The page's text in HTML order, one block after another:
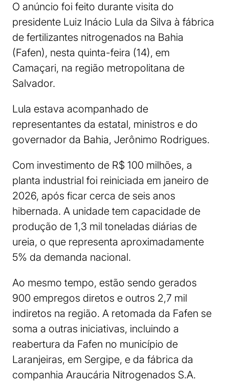
O anúncio foi feito durante visita do
presidente Luiz Inácio Lula da Silva à fábrica
de fertilizantes nitrogenados na Bahia
(Fafen), nesta quinta-feira (14), em
Camaçari, na região metropolitana de
Salvador.
Lula estava acompanhado de
representantes da estatal, ministros e do
governador da Bahia, Jerônimo Rodrigues.
Com investimento de R$ 100 milhões, a
planta industrial foi reiniciada em janeiro de
2026, após ficar cerca de seis anos
hibernada. A unidade tem capacidade de
produção de 1,3 mil toneladas diárias de
ureia, o que representa aproximadamente
5% da demanda nacional.
Ao mesmo tempo, estão sendo gerados
900 empregos diretos e outros 2,7 mil
indiretos na região. A retomada da Fafen se
soma a outras iniciativas, incluindo a
reabertura da Fafen no município de
Laranjeiras, em Sergipe, e da fábrica da
companhia Araucária Nitrogenados S.A.